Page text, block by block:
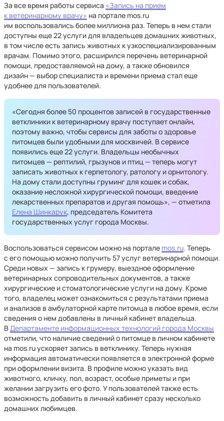
За все время работы сервиса «Запись на прием
к ветеринарному врачу» на портале mos.ru
им воспользовались более миллиона раз. Теперь в нем стали
доступны еще 22 услуги для владельцев домашних животных,
в том числе есть запись животных к узкоспециализированным
врачам. Помимо этого, расширился перечень ветеринарной
помощи, предоставляемой на дому, а также обновился
дизайн — выбор специалиста и времени приема стал еще
удобнее для пользователей.
«Сегодня более 50 процентов записей в государственные
ветклиники к ветеринарному врачу поступает онлайн,
поэтому важно, чтобы сервисы для заботы о здоровье
питомцев были удобными для москвичей. В сервисе
появились еще 22 услуги. Владельцы необычных
питомцев — рептилий, грызунов и птиц — теперь могут
записать животных к герпетологу, ратологу и орнитологу.
На дому стали доступны груминг для кошек и собак,
оказание несложной хирургической помощи, введение
лекарственных препаратов и другая помощь», — отметила
Елена Шинкарук, председатель Комитета
государственных услуг города Москвы.
Воспользоваться сервисом можно на портале mos.ru. Теперь
с его помощью можно получить 57 услуг ветеринарной помощи.
Среди новых — запись к грумеру, выездное оформление
ветеринарных сопроводительных документов, а также
хирургические и стоматологические услуги на дому. Кроме
того, владелец может ознакомиться с результатами приема
и анализов в амбулаторной карте питомца в любое время, если
сведения о нем добавлены в личный кабинет владельца.
ВДепартаменте информационных технологий города Москвы
отметили, что наличие сведений о питомце в личном кабинете
на mos.ru ускоряет запись в ветклинику. Теперь нужная
информация автоматически появляется в электронной форме
при оформлении визита. В профиле можно указать вид
животного, кличку, пол, возраст, особые приметы и при
желании загрузить его фото. У пользователей также есть
возможность добавить в личный кабинет сразу несколько
домашних любимцев.